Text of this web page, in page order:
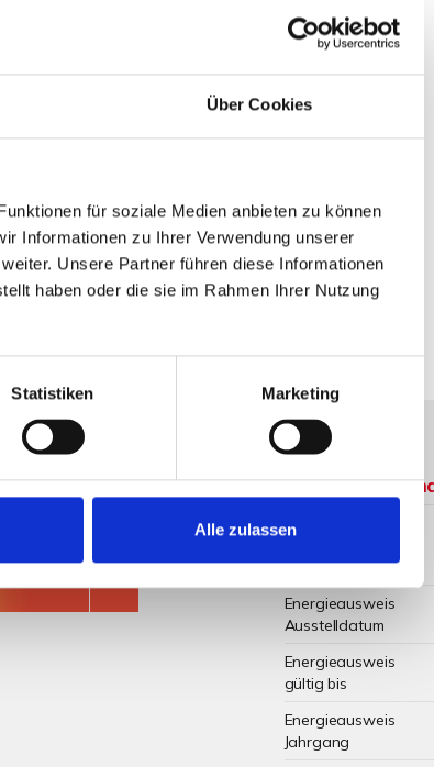
Über Cookies
für soziale Medien anbieten zu können
Informationen zu Ihrer Verwendung unserer
Unsere Partner führen diese Informationen
haben oder die sie im Rahmen Ihrer Nutzung
Statistiken Marketing
Alle zulassen
und
Weitere
Energieträger
Energieausweis
Ausstelldatum
Energieausweis
gültig bis
Energieausweis
Jahrgang